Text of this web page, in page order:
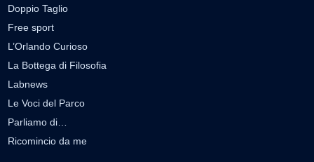
Doppio Taglio
Free sport
L’Orlando Curioso
La Bottega di Filosofia
Labnews
Le Voci del Parco
Parliamo di…
Ricomincio da me